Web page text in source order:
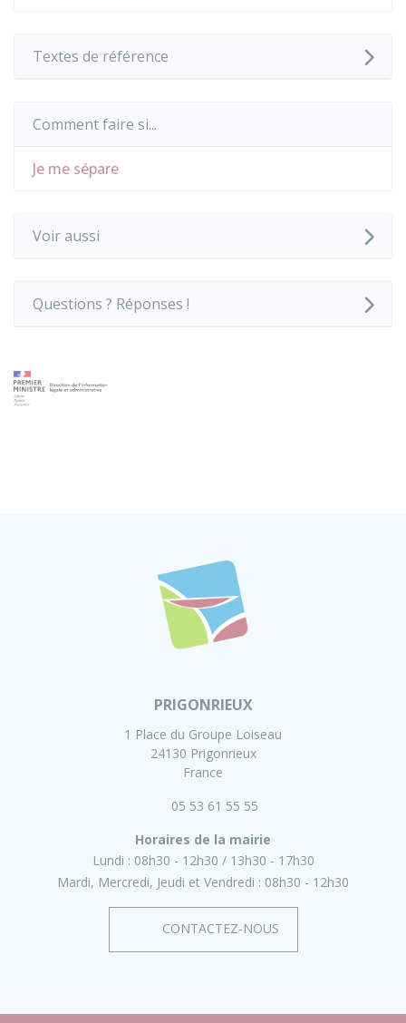
Textes de référence
Comment faire si...
Je me sépare
Voir aussi
Questions ? Réponses !
PRIGONRIEUX
1 Place du Groupe Loiseau
24130 Prigonrieux
France
05 53 61 55 55
Horaires de la mairie
Lundi : 08h30 - 12h30
13h30 - 17h30
Mardi, Mercredi, Jeudi et Vendredi : 08h30 - 12h30
CONTACTEZ-NOUS